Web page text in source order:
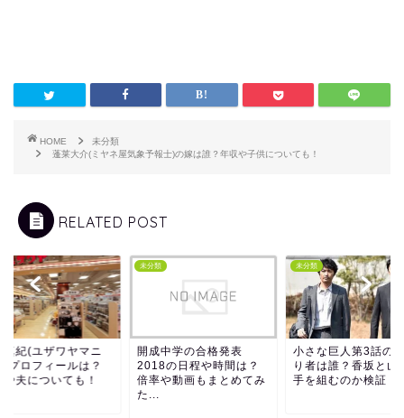
HOME
未分類
蓬莱大介(ミヤネ屋気象予報士)の嫁は誰？年収や子供についても！
RELATED POST
真紀(ユザワヤマニ
プロフィールは？
や夫についても！
未分類
開成中学の合格発表
2018の日程や時間は？
倍率や動画もまとめてみ
た...
未分類
小さな巨人第3話の
り者は誰？香坂と山
手を組むのか検証！